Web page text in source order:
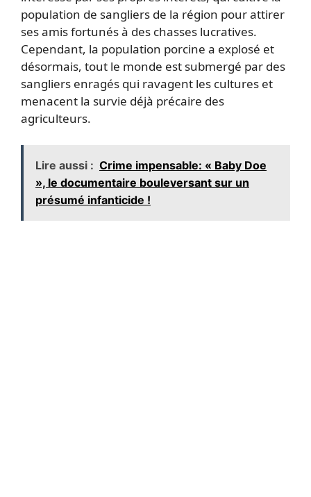
population de sangliers de la région pour attirer
ses amis fortunés à des chasses lucratives.
Cependant, la population porcine a explosé et
désormais, tout le monde est submergé par des
sangliers enragés qui ravagent les cultures et
menacent la survie déjà précaire des
agriculteurs.
Lire aussi : Crime impensable: « Baby Doe
», le documentaire bouleversant sur un
présumé infanticide !